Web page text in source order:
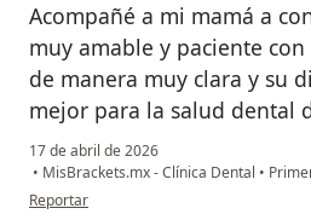
Acompañé a mi mamá a
muy amable y paciente
de manera muy clara y su
mejor para la salud dental
17 de abril de 2026
• MisBrackets.mx - Clínica Dental •
en opinión del usuario Norma Moreno
Reportar